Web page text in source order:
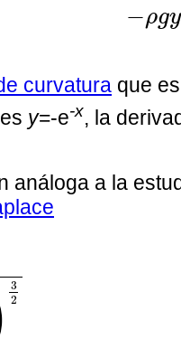
−ρgy
curvatura que
y=-e-x, la
análoga a la
3
2